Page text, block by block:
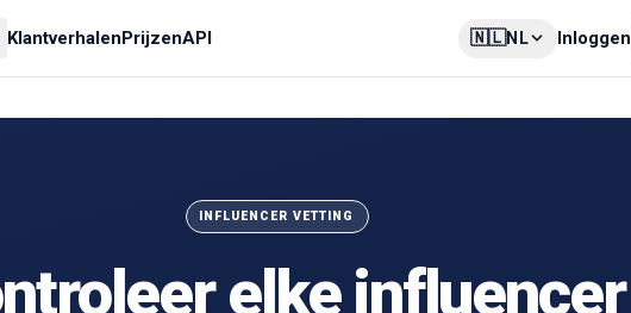
KlantverhalenPrijzenAPI 🇳🇱NL Inloggen
INFLUENCER VETTING
elke influencer